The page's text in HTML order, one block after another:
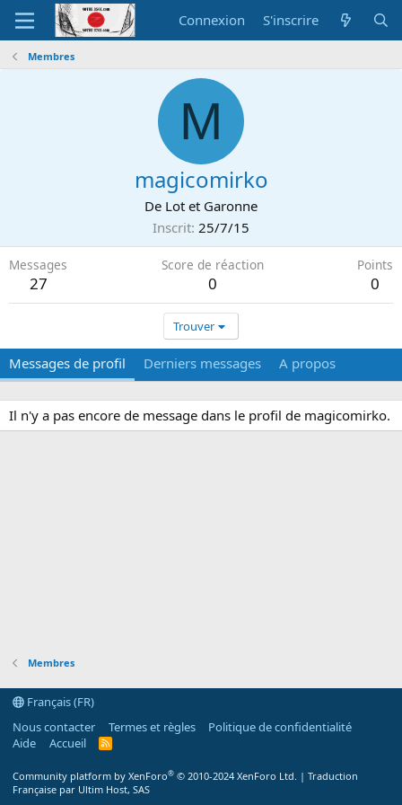
Connexion S'inscrire
Membres
M
magicomirko
De Lot et Garonne
Inscrit 25/7/15
Messages
27
Score de réaction
0
Points
0
Trouver
Messages de profil Derniers messages A propos
Il n'y a pas encore de message dans le profil de magicomirko.
Membres
Français (FR)
Nous contacter
Termes et règles
Politique de confidentialité
Aide
Accueil
R
Community platform by XenForo® © 2010-2024 XenForo Ltd. | Traduction
Française par Ultim Host, SAS